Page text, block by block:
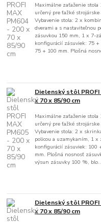
Maximálne zaťaženie
určený pre ťažké
Vybavenie stola: 2 x
dverami a s nastaviteľnou
zásuvkou 150 mm, 1 x 7-
konfigurácií zásuviek: 75
75 + 100 mm. Plošná
Dielenský stôl PROFI
x 70 x 85/90 cm
Maximálne zaťaženie
určený pre ťažké
Vybavenie stola: 2 x
policou a uzamykaním, 1 x
konfigurácií zásuviek: 100
mm. Plošná nosnosť
výsun zásuvky 100 %,
Dielenský stôl PROFI
x 70 x 85/90 cm